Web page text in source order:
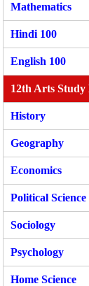
Mathematics
Hindi 100
English 100
12th Arts
History
Geography
Economics
Political Science
Sociology
Psychology
Home Science